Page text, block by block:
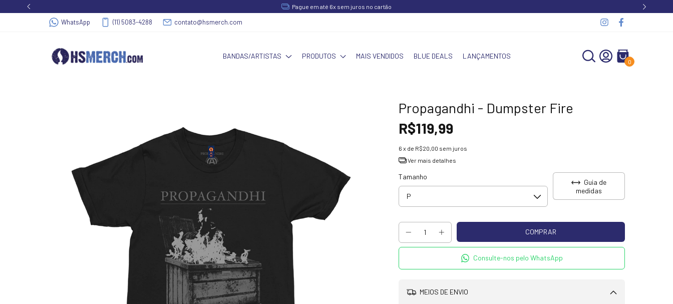
Pague em até 6x sem juros no cartão
WhatsApp (11) 5083-4288 contato@hsmerch.com
BANDAS/ARTISTAS PRODUTOS MAIS VENDIDOS BLUE DEALS LANÇAMENTOS
0
Propagandhi - Dumpster Fire
R$119,99
6 x de R$20,00 sem juros
Ver mais detalhes
Tamanho
Guia de
medidas
Consulte-nos pelo WhatsApp
MEIOS DE ENVIO